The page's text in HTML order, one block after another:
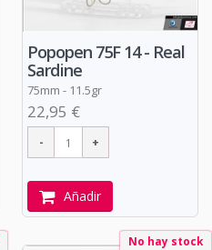
Popopen 75F 14 - Real
Sardine
75mm - 11.5gr
22,95 €
Añadir
No hay stock